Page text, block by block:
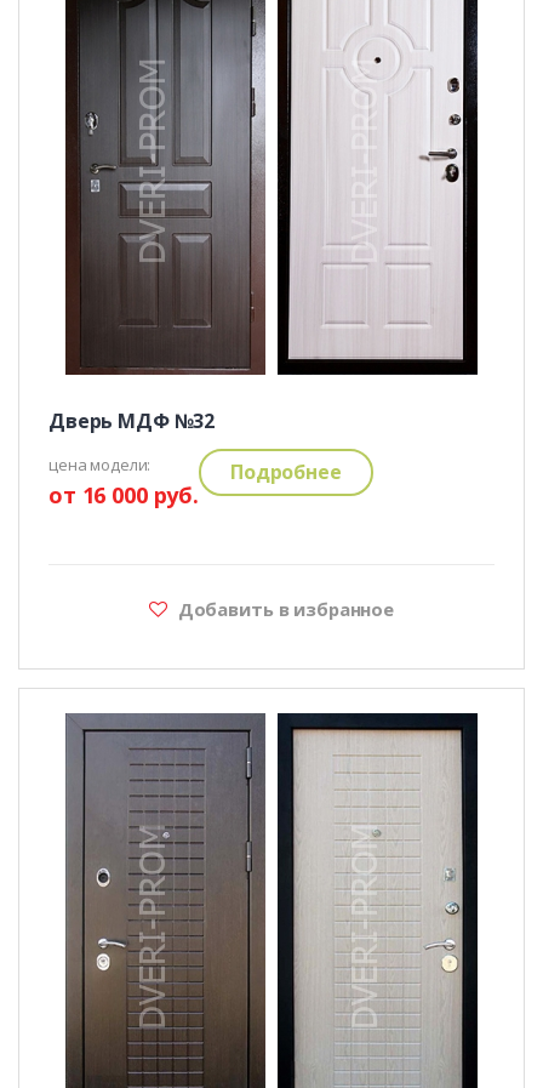
Дверь МДФ №32
цена модели:
от 16 000 руб.
Подробнее
Добавить в избранное